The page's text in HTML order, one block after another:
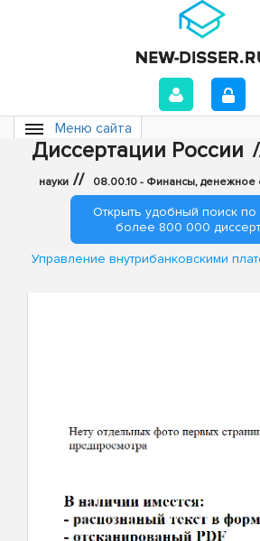
Меню сайта
Диссертации России
науки // 08.00.10 - Финансы, денежное
Открыть удобный поиск по
более 800 000
Управление внутрибанковскими